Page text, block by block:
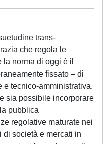
trans-
che regola le
norma di oggi è il
fissato – di
e tecnico-amministrativa.
sia possibile incorporare
pubblica
regolative maturate nei
società e mercati in